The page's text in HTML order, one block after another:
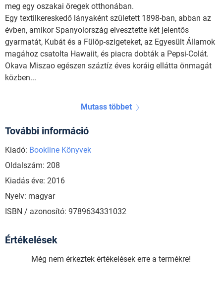
meg egy oszakai öregek otthonában.
Egy textilkereskedő lányaként született 1898-ban, abban az
évben, amikor Spanyolország elvesztette két jelentős
gyarmatát, Kubát és a Fülöp-szigeteket, az Egyesült Államok
magához csatolta Hawaiit, és piacra dobták a Pepsi-Colát.
Okava Miszao egészen száztíz éves koráig ellátta önmagát
közben...
Mutass többet
További információ
Kiadó: Bookline Könyvek
Oldalszám: 208
Kiadás éve: 2016
Nyelv: magyar
ISBN / azonosító: 9789634331032
Értékelések
Még nem érkeztek értékelések erre a termékre!